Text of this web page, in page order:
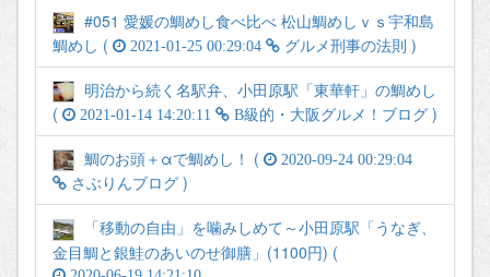
#051 愛媛の鯛めし食べ比べ 松山鯛めしｖｓ宇和島
鯛めし (
2021-01-25 00:29:04 グルメ刑事の法則 )
明治から続く名駅弁、小田原駅「東華軒」の鯛めし
(
2021-01-14 14:20:11 B級的・大阪グルメ！ブログ )
鯛のお頭＋αで鯛めし！ (
2020-09-24 00:29:04
さぶりんブログ )
「移動の自由」を噛みしめて～小田原駅「うなぎ、
金目鯛と銀鮭のあいのせ御膳」(1100円) (